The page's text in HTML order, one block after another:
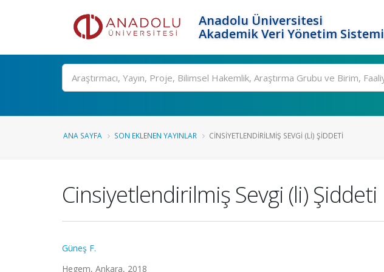
Anadolu Üniversitesi
Akademik Veri Yönetim Sistemi
Ara
ANA SAYFA SON EKLENEN YAYINLAR CINSIYETLENDIRILMIŞ SEVGI (LI) ŞIDDETI
Cinsiyetlendirilmiş Sevgi (li) Şiddeti
Güneş F.
Hegem, Ankara, 2018